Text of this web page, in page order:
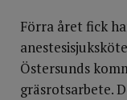
Förra året fick
Östersunds
gräsrotsarbete.